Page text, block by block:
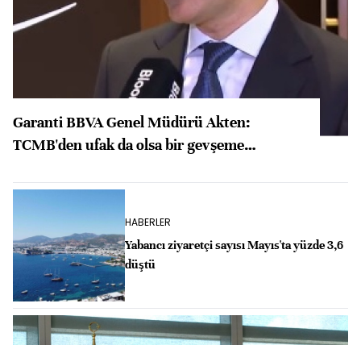
Garanti BBVA Genel Müdürü Akten:
TCMB'den ufak da olsa bir gevşeme
HABERLER
Yabancı ziyaretçi sayısı Mayıs'ta yüzde 3,6
düştü